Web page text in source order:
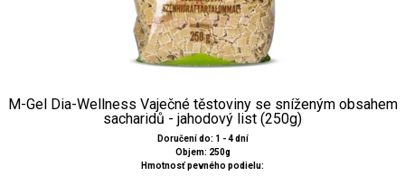
M-Gel Dia-Wellness Vaječné těstoviny se sníženým obsahem
sacharidů - jahodový list (250g)
Doručení do: 1 - 4 dní
Objem: 250g
Hmotnosť pevného podielu: